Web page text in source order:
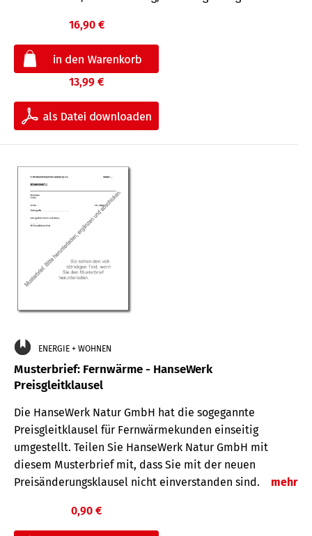
16,90 €
13,99 €
ENERGIE + WOHNEN
Musterbrief: Fernwärme - HanseWerk
Preisgleitklausel
Die HanseWerk Natur GmbH hat die sogegannte
Preisgleitklausel für Fernwärmekunden einseitig
umgestellt. Teilen Sie HanseWerk Natur GmbH mit
diesem Musterbrief mit, dass Sie mit der neuen
Preisänderungsklausel nicht einverstanden sind.
mehr
0,90 €